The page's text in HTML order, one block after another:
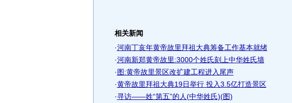
相关新闻
·河南丁亥年黄帝故里拜祖大典筹备工作基本就绪
·河南新郑黄帝故里:3000个姓氏刻上中华姓氏墙
·图:黄帝故里景区改扩建工程进入尾声
·黄帝故里拜祖大典19日举行 投入3.5亿打造景区
·寻访——姓“第五”的人(中华姓氏)(图)